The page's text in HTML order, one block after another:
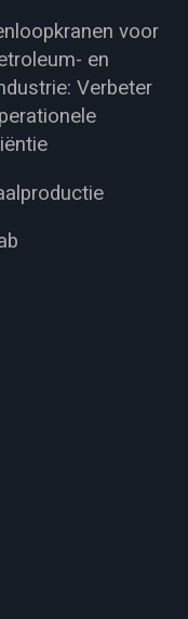
voor
en
Verbeter